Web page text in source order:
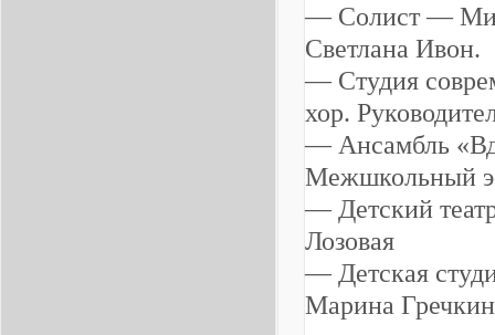
— Солист —
Светлана Ивон.
— Студия
хор.
— Ансамбль
Межшкольный
— Детский
Лозовая
— Детская
Марина